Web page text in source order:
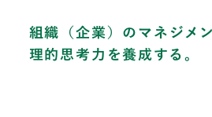
組織（企業）のマネジメ
理的思考力を養成する。